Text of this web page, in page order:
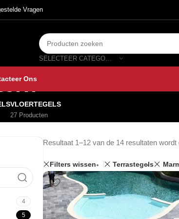
Vragen
Ons
VLOERTEGELS
27 Producten
4
5
Resultaat 1–12 van de 14 resultaten wordt
Filters wissen Terrastegels